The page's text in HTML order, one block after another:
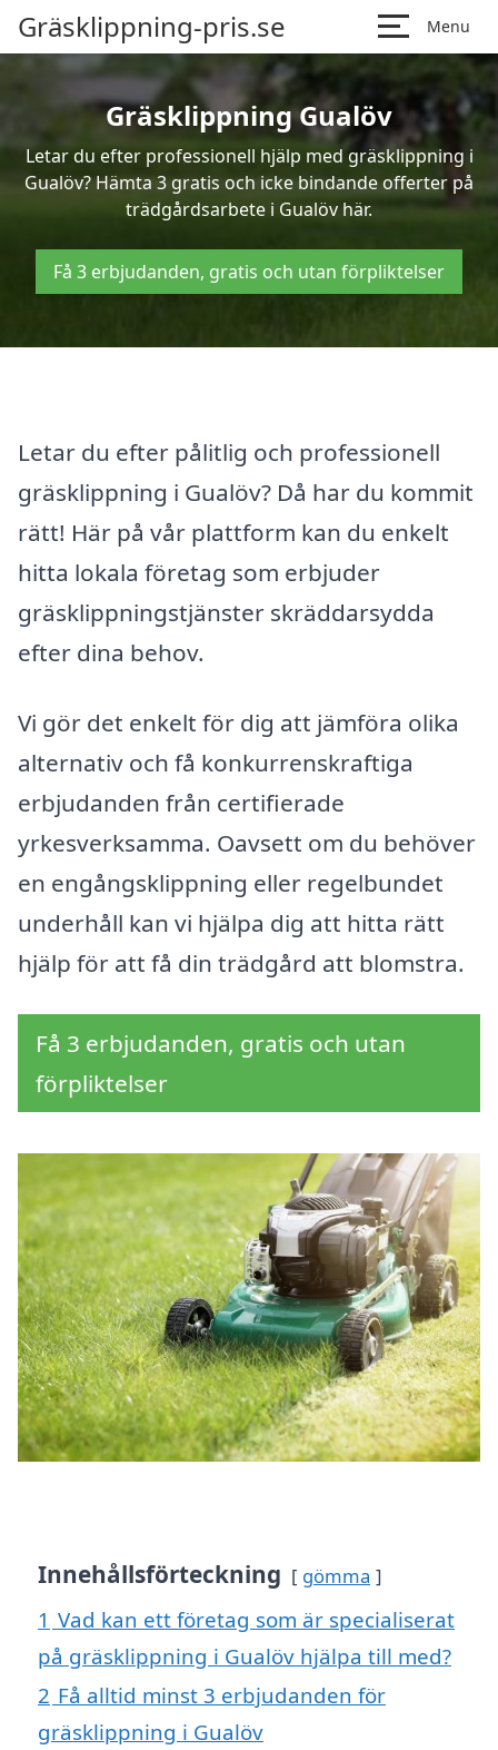
Gräsklippning-pris.se Menu
Gräsklippning Gualöv
Letar du efter professionell hjälp med gräsklippning i
Gualöv? Hämta 3 gratis och icke bindande offerter på
trädgårdsarbete i Gualöv här.
Få 3 erbjudanden, gratis och utan förpliktelser
Letar du efter pålitlig och professionell
gräsklippning i Gualöv? Då har du kommit
rätt! Här på vår plattform kan du enkelt
hitta lokala företag som erbjuder
gräsklippningstjänster skräddarsydda
efter dina behov.
Vi gör det enkelt för dig att jämföra olika
alternativ och få konkurrenskraftiga
erbjudanden från certifierade
yrkesverksamma. Oavsett om du behöver
en engångsklippning eller regelbundet
underhåll kan vi hjälpa dig att hitta rätt
hjälp för att få din trädgård att blomstra.
Få 3 erbjudanden, gratis och utan
förpliktelser
Innehållsförteckning gömma
1 Vad kan ett företag som är specialiserat
på gräsklippning i Gualöv hjälpa till med?
2 Få alltid minst 3 erbjudanden för
gräsklippning i Gualöv